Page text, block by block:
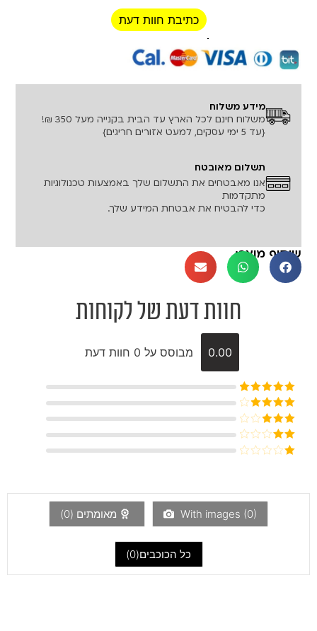
כתיבת חוות דעת
רכישה מאובטחת!
מידע משלוח
משלוח חינם לכל הארץ עד הבית בקנייה מעל 350 ₪!
{עד 5 ימי עסקים, למעט אזורים חריגים}
תשלום מאובטח
אנו מאבטחים את התשלום שלך באמצעות טכנולוגיות
מתקדמות
כדי להבטיח את אבטחת המידע שלך.
שיתוף מוצר:
חוות דעת של לקוחות
0.00 מבוסס על 0 חוות דעת
דורג5מתוך
דורג4
מתוך 5
דורג3
דורג
5
With images (0) מאומתים (0
)
כל הכוכבים(0
)